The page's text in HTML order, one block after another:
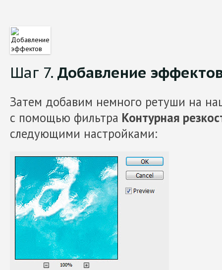
Шаг 7.Добавление
Затем добавим немного ретуши на
с помощью фильтра Контурная
следующими настройками: